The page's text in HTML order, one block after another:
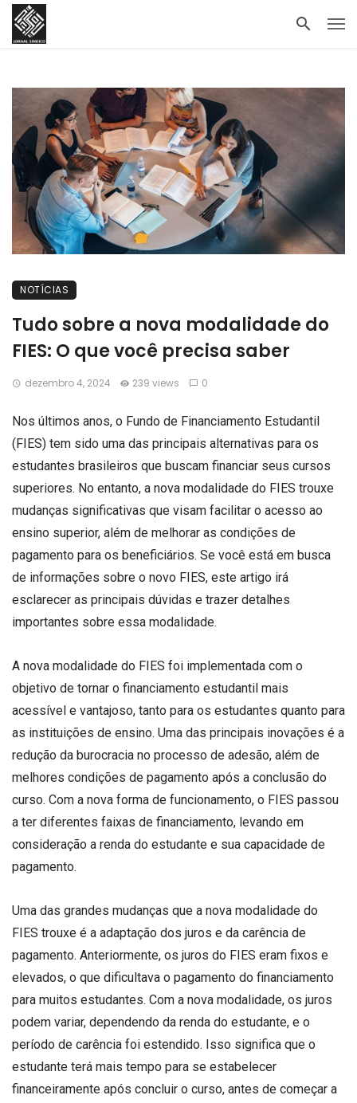
NOTÍCIAS
Tudo sobre a nova modalidade do
FIES: O que você precisa saber
dezembro 4, 2024 239 views 0
Nos últimos anos, o Fundo de Financiamento Estudantil
(FIES) tem sido uma das principais alternativas para os
estudantes brasileiros que buscam financiar seus cursos
superiores. No entanto, a nova modalidade do FIES trouxe
mudanças significativas que visam facilitar o acesso ao
ensino superior, além de melhorar as condições de
pagamento para os beneficiários. Se você está em busca
de informações sobre o novo FIES, este artigo irá
esclarecer as principais dúvidas e trazer detalhes
importantes sobre essa modalidade.
A nova modalidade do FIES foi implementada com o
objetivo de tornar o financiamento estudantil mais
acessível e vantajoso, tanto para os estudantes quanto para
as instituições de ensino. Uma das principais inovações é a
redução da burocracia no processo de adesão, além de
melhores condições de pagamento após a conclusão do
curso. Com a nova forma de funcionamento, o FIES passou
a ter diferentes faixas de financiamento, levando em
consideração a renda do estudante e sua capacidade de
pagamento.
Uma das grandes mudanças que a nova modalidade do
FIES trouxe é a adaptação dos juros e da carência de
pagamento. Anteriormente, os juros do FIES eram fixos e
elevados, o que dificultava o pagamento do financiamento
para muitos estudantes. Com a nova modalidade, os juros
podem variar, dependendo da renda do estudante, e o
período de carência foi estendido. Isso significa que o
estudante terá mais tempo para se estabelecer
financeiramente após concluir o curso, antes de começar a